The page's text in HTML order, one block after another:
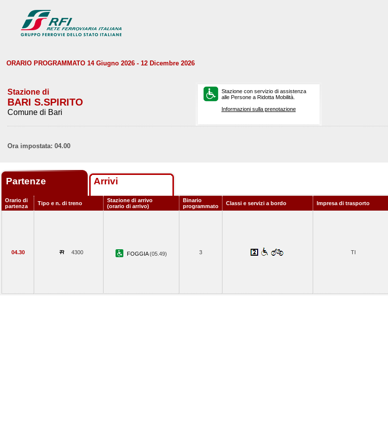
ORARIO PROGRAMMATO 14 Giugno 2026 - 12 Dicembre 2026
Stazione di
BARI S.SPIRITO
Comune di Bari
Stazione con servizio di assistenza
alle Persone a Ridotta Mobilità.
Informazioni sulla prenotazione
Ora impostata: 04.00
Partenze Arrivi
Orario di
partenza
Tipo e n. di treno
Stazione di arrivo
(orario di arrivo)
Binario
programmato
Classi e servizi a bordo Impresa di trasporto
04.30 4300 FOGGIA(05.49) 3 TI